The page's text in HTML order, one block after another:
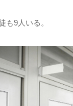
も9人いる。